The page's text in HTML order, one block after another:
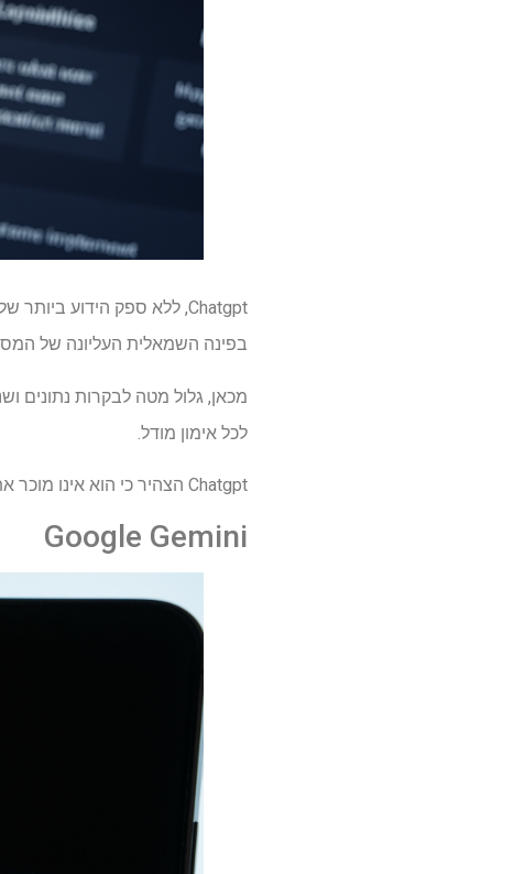
בפינה השמאלית העליונה של
לכל אימון מודל.
Chatgpt הצהיר כי הוא אינו מוכר את הנתונים שלה ולכן בתיאוריה זו הדרך היחידה בה ישמשו.
Google Gemini